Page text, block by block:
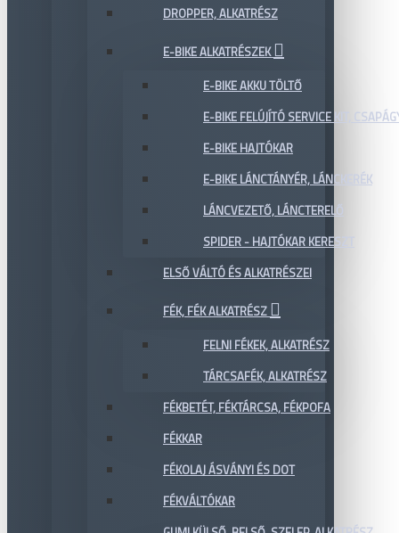
DROPPER, ALKATRÉSZ
E-BIKE ALKATRÉSZEK
E-BIKE AKKU TÖLTŐ
E-BIKE FELÚJÍTÓ SERVICE KIT,
E-BIKE HAJTÓKAR
E-BIKE LÁNCTÁNYÉR, LÁNCKERÉK
LÁNCVEZETŐ, LÁNCTERELŐ
SPIDER - HAJTÓKAR KERESZT
ELSŐ VÁLTÓ ÉS ALKATRÉSZEI
FÉK, FÉK ALKATRÉSZ
FELNI FÉKEK, ALKATRÉSZ
TÁRCSAFÉK, ALKATRÉSZ
FÉKBETÉT, FÉKTÁRCSA, FÉKPOFA
FÉKKAR
FÉKOLAJ ÁSVÁNYI ÉS DOT
FÉKVÁLTÓKAR